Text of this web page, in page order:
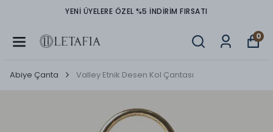
TÜM ÜRÜNLERDE PEŞİN FİYATINA 3 TAKSİT İMKANI
0
Abiye Çanta Valley Etnik Desen Kol Çantası